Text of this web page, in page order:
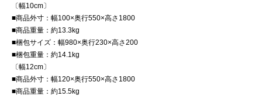
〔幅10cm〕
■商品外寸：幅100×奥行550×高さ1800
■商品重量：約13.3kg
■梱包サイズ：幅980×奥行230×高さ200
■梱包重量：約14.1kg
〔幅12cm〕
■商品外寸：幅120×奥行550×高さ1800
■商品重量：約15.5kg